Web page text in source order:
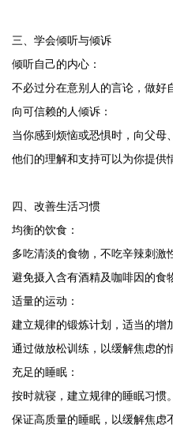
三、学会倾听与倾诉
倾听自己的内心：
不必过分在意别人的言论，做好
向可信赖的人倾诉：
当你感到烦恼或恐惧时，向父母
他们的理解和支持可以为你提供
四、改善生活习惯
均衡的饮食：
多吃清淡的食物，不吃辛辣刺激
避免摄入含有酒精及咖啡因的食
适量的运动：
建立规律的锻炼计划，适当的增
通过做放松训练，以缓解焦虑的
充足的睡眠：
按时就寝，建立规律的睡眠习惯。
保证高质量的睡眠，以缓解焦虑